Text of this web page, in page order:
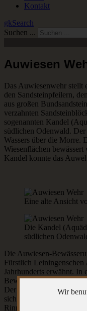
Kontakt
gkSearch
Suchen ...
Auwiesen
Das Auwiesenwehr stellt
den Sandsteinpfeilern,
aus großen
verzahnten
sogenannten Kandel
südlichen Odenwald.
Wassers über die Morre.
Wiesenflächen
Kandel konnte das
Eine alte Ansicht
Die Kandel
südlichen
Die Auwiesen-
Fürstlich
Jahrhunderts erwähnt.
Bewässerung der
Der Kandel besteht aus
sich auf drei
Rinne ist originalem
Wir